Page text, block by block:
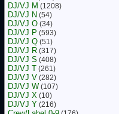
DJ/VJ M (1208)
DJ/VJ N (54)
DJ/VJ O (34)
DJ/VJ P (593)
DJ/VJ Q (51)
DJ/VJ R (317)
DJ/VJ S (408)
DJ/VJ T (261)
DJ/VJ V (282)
DJ/VJ W (107)
DJ/VJ X (10)
DJ/VJ Y (216)